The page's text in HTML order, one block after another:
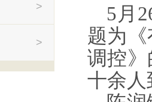
>
>
5月
题为
调控
十余人